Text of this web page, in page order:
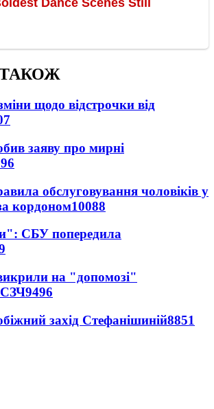
щодо відстрочки від
заяву про мирні
обслуговування чоловіків у
кордоном10088
СБУ попередила
на "допомозі"
СЗЧ9496
захід Стефанішиній8851